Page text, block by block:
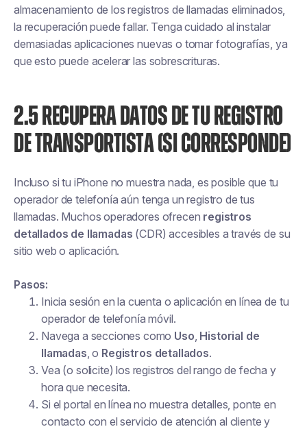
almacenamiento de los registros de llamadas eliminados,
la recuperación puede fallar. Tenga cuidado al instalar
demasiadas aplicaciones nuevas o tomar fotografías, ya
que esto puede acelerar las sobrescrituras.
2.5 RECUPERA DATOS DE TU REGISTRO
DE TRANSPORTISTA (SI CORRESPONDE)
Incluso si tu iPhone no muestra nada, es posible que tu
operador de telefonía aún tenga un registro de tus
llamadas. Muchos operadores ofrecen registros
detallados de llamadas (CDR) accesibles a través de su
sitio web o aplicación.
Pasos:
Inicia sesión en la cuenta o aplicación en línea de tu
operador de telefonía móvil.
Navega a secciones como Uso, Historial de
llamadas, o Registros detallados.
Vea (o solicite) los registros del rango de fecha y
hora que necesita.
Si el portal en línea no muestra detalles, ponte en
contacto con el servicio de atención al cliente y